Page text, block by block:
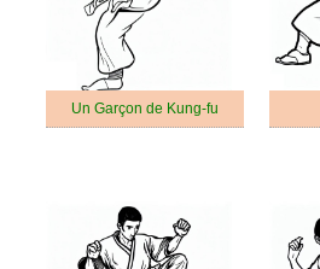
Un Garçon de Kung-fu